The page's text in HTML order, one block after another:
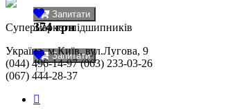
Запитати
374 грн
Запитати
Cупермаркет підшипників
Україна, м.Київ, вул.Лугова, 9
(044) 496-14-97 (063) 233-03-26
(067) 444-28-37